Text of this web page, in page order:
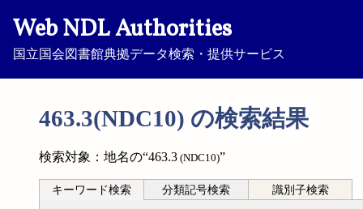
Web NDL Authorities
国立国会図書館典拠データ検索・提供サービス
463.3(NDC10) の検索結果
検索対象：地名の“463.3 (NDC10)”
キーワード検索 分類記号検索 識別子検索